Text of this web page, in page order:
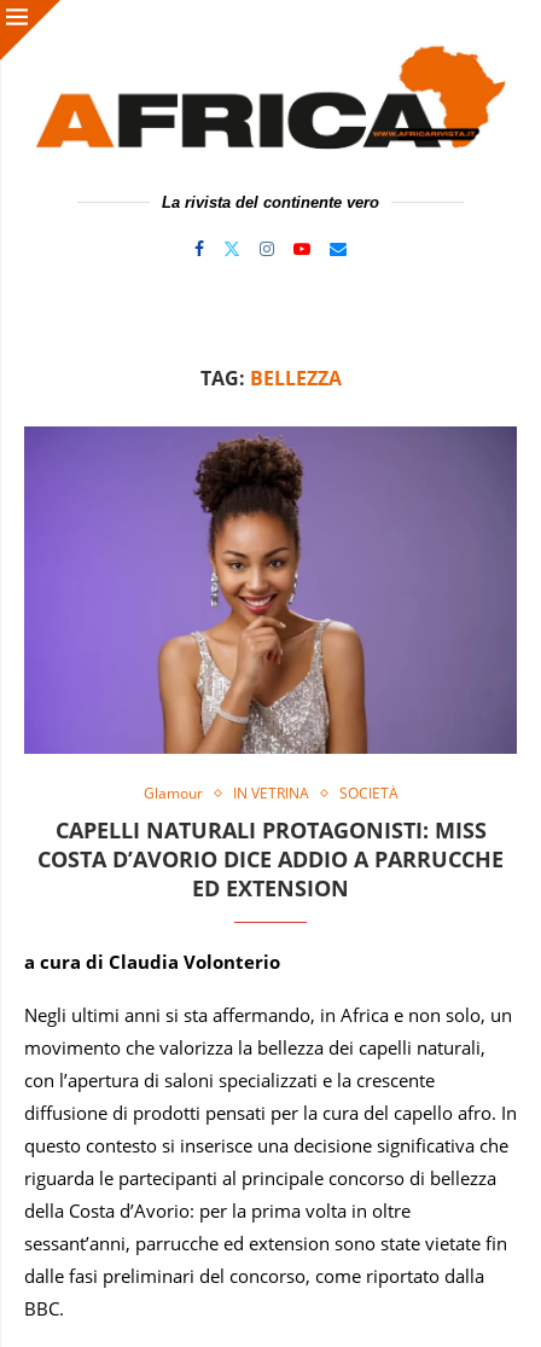
La rivista del continente vero
TAG: BELLEZZA
Glamour IN VETRINA SOCIETÀ
CAPELLI NATURALI PROTAGONISTI: MISS
COSTA D’AVORIO DICE ADDIO A PARRUCCHE
ED EXTENSION
a cura di Claudia Volonterio
Negli ultimi anni si sta affermando, in Africa e non solo, un
movimento che valorizza la bellezza dei capelli naturali,
con l’apertura di saloni specializzati e la crescente
diffusione di prodotti pensati per la cura del capello afro. In
questo contesto si inserisce una decisione significativa che
riguarda le partecipanti al principale concorso di bellezza
della Costa d’Avorio: per la prima volta in oltre
sessant’anni, parrucche ed extension sono state vietate fin
dalle fasi preliminari del concorso, come riportato dalla
BBC.